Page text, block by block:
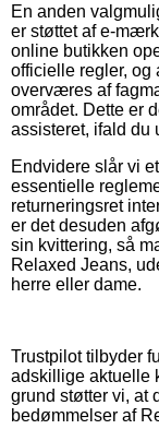
En anden
er støttet af e-
online butikken
officielle regler, og
overværes af
området. Dette er
assisteret, ifald
Endvidere slår vi
essentielle
returneringsret
er det desuden
sin kvittering, så
Relaxed Jeans,
herre eller dame.
Trustpilot tilbyder
adskillige aktuelle
grund støtter vi, at
bedømmelser af